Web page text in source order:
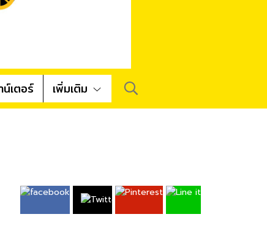
น์เตอร์ เพิ่มเติม